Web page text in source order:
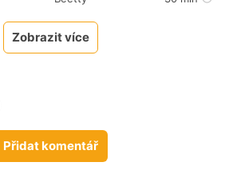
Zobrazit více
Přidat komentář